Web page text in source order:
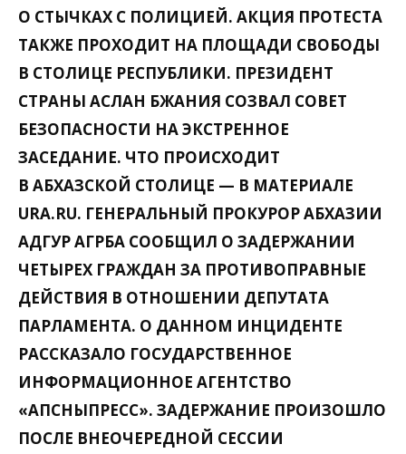
О СТЫЧКАХ С ПОЛИЦИЕЙ. АКЦИЯ ПРОТЕСТА
ТАКЖЕ ПРОХОДИТ НА ПЛОЩАДИ СВОБОДЫ
В СТОЛИЦЕ РЕСПУБЛИКИ. ПРЕЗИДЕНТ
СТРАНЫ АСЛАН БЖАНИЯ СОЗВАЛ СОВЕТ
БЕЗОПАСНОСТИ НА ЭКСТРЕННОЕ
ЗАСЕДАНИЕ. ЧТО ПРОИСХОДИТ
В АБХАЗСКОЙ СТОЛИЦЕ — В МАТЕРИАЛЕ
URA.RU. ГЕНЕРАЛЬНЫЙ ПРОКУРОР АБХАЗИИ
АДГУР АГРБА СООБЩИЛ О ЗАДЕРЖАНИИ
ЧЕТЫРЕХ ГРАЖДАН ЗА ПРОТИВОПРАВНЫЕ
ДЕЙСТВИЯ В ОТНОШЕНИИ ДЕПУТАТА
ПАРЛАМЕНТА. О ДАННОМ ИНЦИДЕНТЕ
РАССКАЗАЛО ГОСУДАРСТВЕННОЕ
ИНФОРМАЦИОННОЕ АГЕНТСТВО
«АПСНЫПРЕСС». ЗАДЕРЖАНИЕ ПРОИЗОШЛО
ПОСЛЕ ВНЕОЧЕРЕДНОЙ СЕССИИ